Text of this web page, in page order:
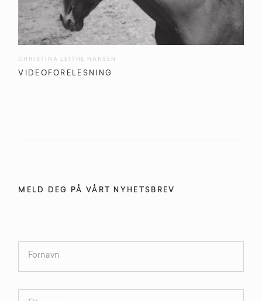
CHRISTINA LEITHE HANSEN
VIDEOFORELESNING
MELD DEG PÅ VÅRT NYHETSBREV